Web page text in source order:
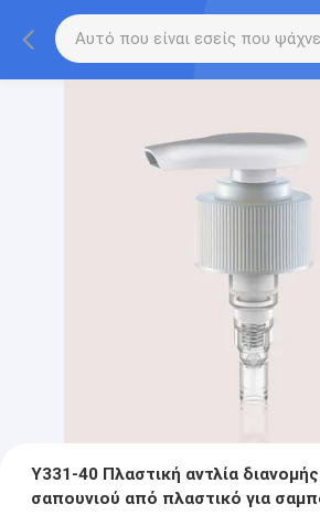
Y331-40 Πλαστική αντλία
σαπουνιού από πλαστικό για